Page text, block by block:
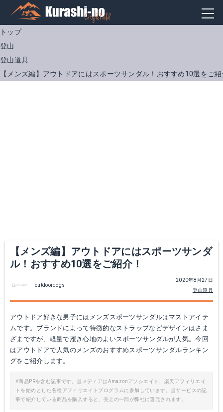
トップ
登山
登山道具
【メンズ編】アウトドアにはスポーツサンダル！おすすめ10選をご
【メンズ編】アウトドアにはスポーツサンダ
ル！おすすめ10選をご紹介！
2020年8月27日
登山道具
outdoordogs
アウトドア好きな男子にはメンズスポーツサンダルはマストアイテ
ムです。ブランドによって特徴的なストラップなどデザインはさま
ざまですが、軽量で履き心地のよいスポーツサンダルが人気。今回
はアウトドアで人気のメンズのおすすめスポーツサンダルランキン
グをご紹介します。
※商品PRを含む記事です。当メディアはAmazonアソシエイト、楽天アフィリエイ
トを始めとした各種アフィリエイトプログラムに参加しています。当サービスの記
事で紹介している商品を購入すると、売上の一部が弊社に還元されます。
シャカ｜NEO BUNGY
Amazonで詳細を見る
楽天で詳細を見る
キーン｜サンダル UNEEK
Amazonで詳細を見る